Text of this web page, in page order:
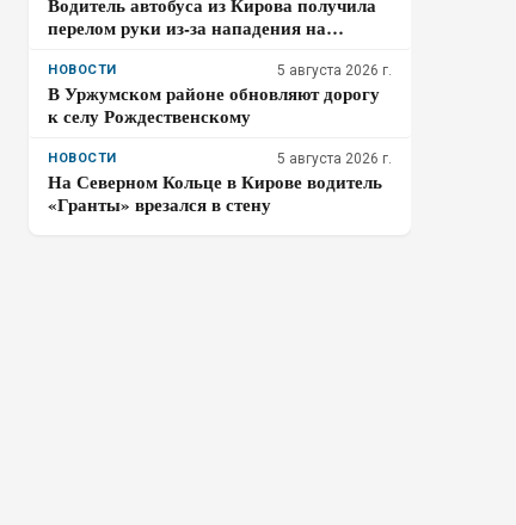
перелом руки из-за нападения на
НОВОСТИ 5 августа 2026 г.
В Уржумском районе обновляют дорогу
к селу Рождественскому
НОВОСТИ 5 августа 2026 г.
На Северном Кольце в Кирове водитель
«Гранты» врезался в стену